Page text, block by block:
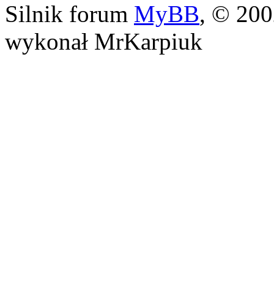
Silnik forum MyBB, ©
wykonał MrKarpiuk